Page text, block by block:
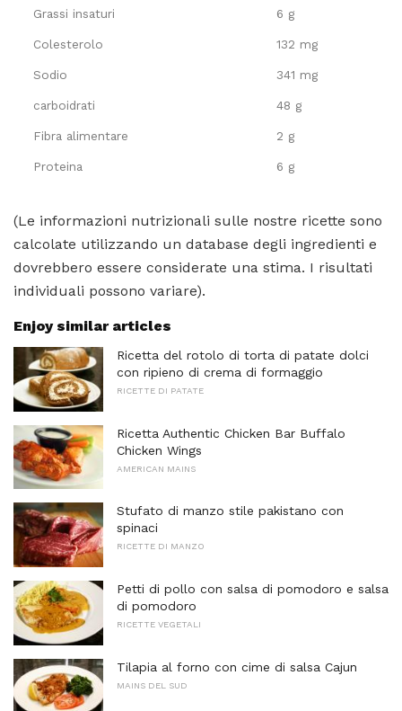
Grassi insaturi 6 g
Colesterolo 132 mg
Sodio 341 mg
carboidrati 48 g
Fibra alimentare 2 g
Proteina 6 g
(Le informazioni nutrizionali sulle nostre ricette sono
calcolate utilizzando un database degli ingredienti e
dovrebbero essere considerate una stima. I risultati
individuali possono variare).
Enjoy similar articles
Ricetta del rotolo di torta di patate dolci
con ripieno di crema di formaggio
RICETTE DI PATATE
Ricetta Authentic Chicken Bar Buffalo
Chicken Wings
AMERICAN MAINS
Stufato di manzo stile pakistano con
spinaci
RICETTE DI MANZO
Petti di pollo con salsa di pomodoro e salsa
di pomodoro
RICETTE VEGETALI
Tilapia al forno con cime di salsa Cajun
MAINS DEL SUD